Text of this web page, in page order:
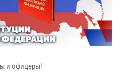
и офицеры!